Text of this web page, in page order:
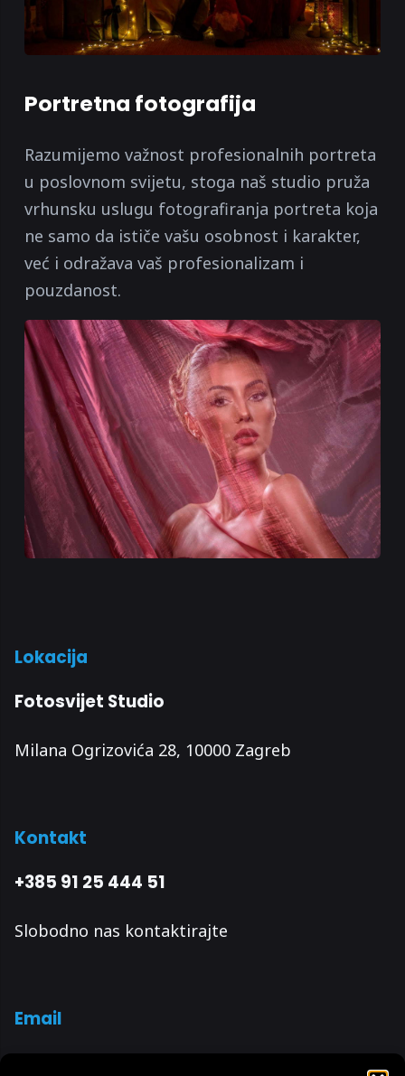
Portretna fotografija
Razumijemo važnost profesionalnih portreta
u poslovnom svijetu, stoga naš studio pruža
vrhunsku uslugu fotografiranja portreta koja
ne samo da ističe vašu osobnost i karakter,
već i odražava vaš profesionalizam i
pouzdanost.
Lokacija
Fotosvijet Studio
Milana Ogrizovića 28, 10000 Zagreb
Kontakt
+385 91 25 444 51
Slobodno nas kontaktirajte
Email